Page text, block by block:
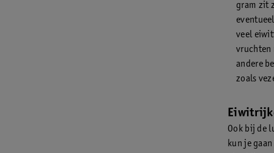
gram zit
veel
vruchten
andere
zoals
Ook bij de
kun je